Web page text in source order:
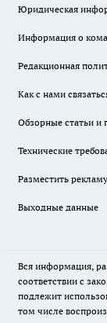
Юридическая
Информация о
Редакционная
Как с нами
Обзорные статьи и
Технические
Разместить рекламу
Выходные данные
Вся информация,
соответствии с
подлежит
том числе